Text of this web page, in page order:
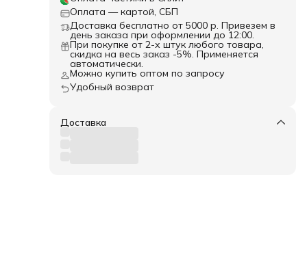
Оплата — картой, СБП
Доставка бесплатно от 5000 р. Привезем в
день заказа при оформлении до 12:00.
При покупке от 2-х штук любого товара,
скидка на весь заказ -5%. Применяется
автоматически.
Можно купить оптом по запросу
Удобный возврат
Доставка